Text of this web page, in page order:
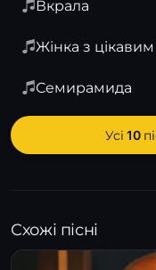
Вкрала
Жінка з
Семирамида
Усі 10
Схожі пісні